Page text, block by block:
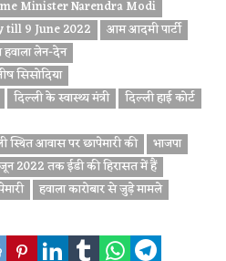
Minister Narendra Modi
till 9 June 2022
आम आदमी पार्टी
लेन-देन
सिसोदिया
दिल्ली के स्वास्थ्य मंत्री
दिल्ली हाई कोर्ट
स्थित आवास पर छापेमारी की
भाजपा
2022 तक ईडी की हिरासत में हैं
हवाला कारोबार से जुड़े मामले